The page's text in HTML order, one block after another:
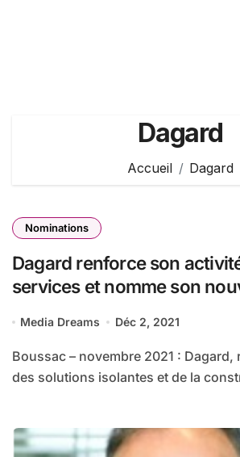
Dagard
Accueil Dagard
Nominations
Dagard renforce son
services et nomme son
Media Dreams Déc 2, 2021
Boussac – novembre 2021 : Dagard, référent français
des solutions isolantes et de la